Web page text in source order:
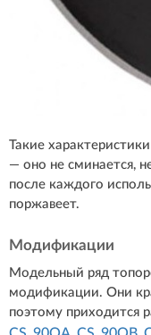
Такие
— оно не сминается,
после каждого
поржавеет.
Модификации
Модельный ряд
модификации. Они
поэтому приходится